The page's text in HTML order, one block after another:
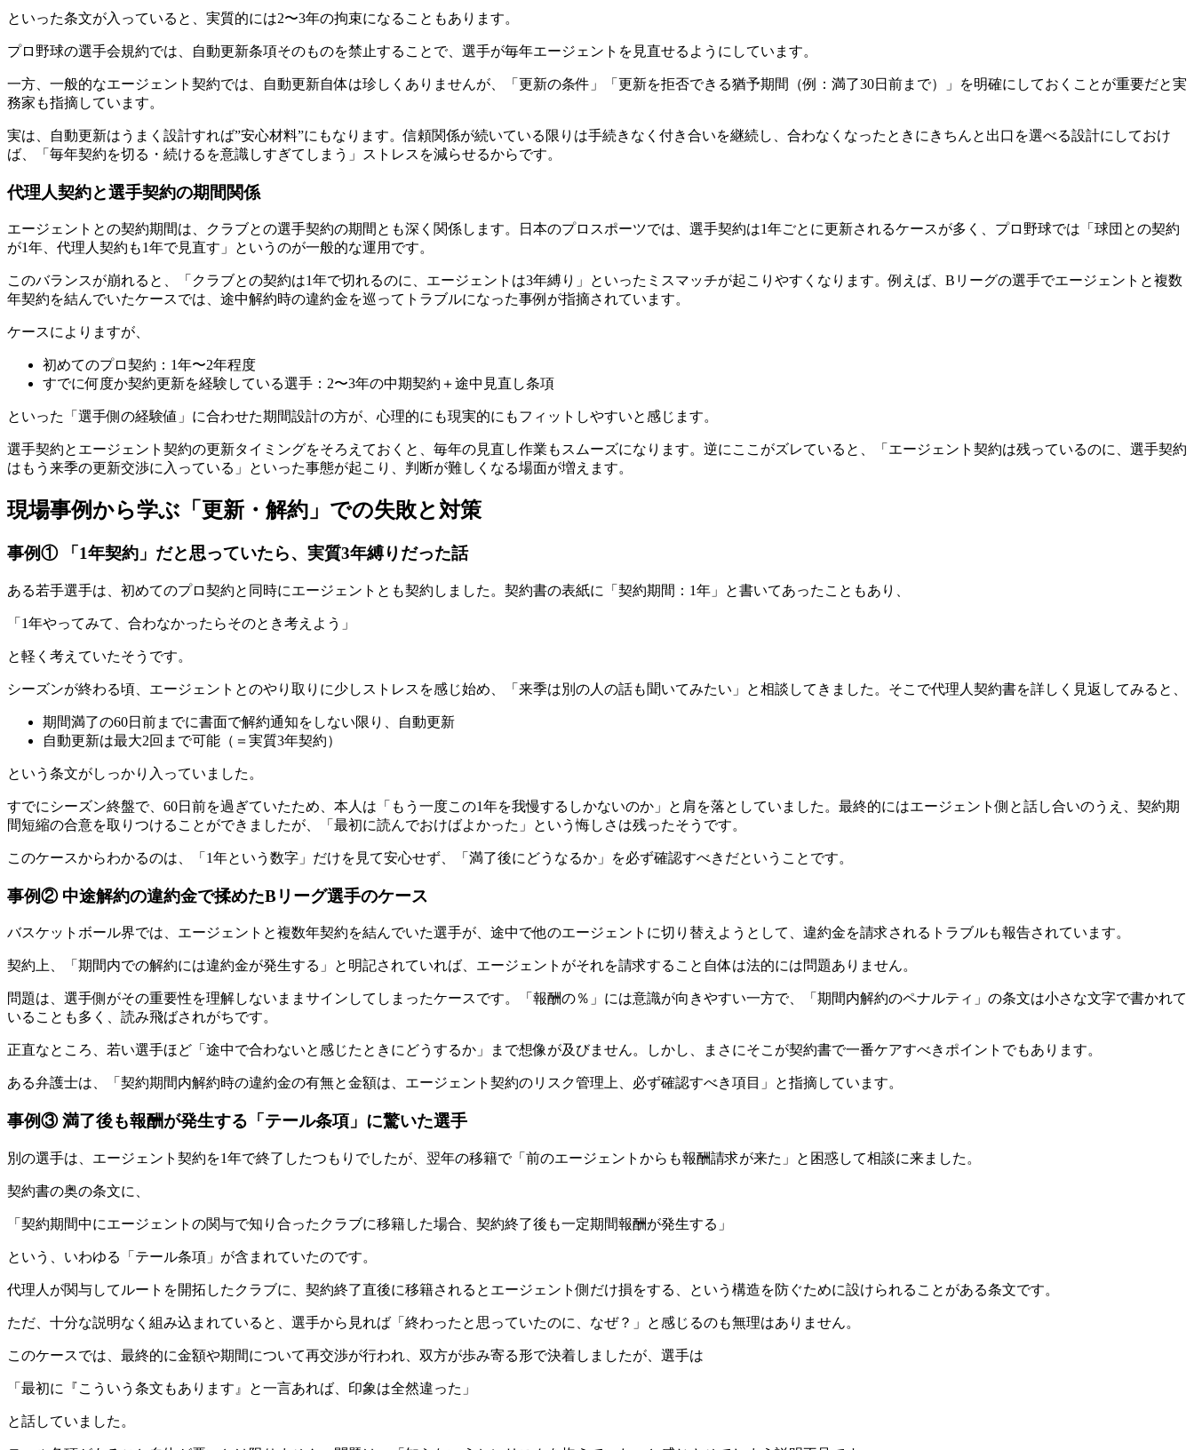
といった条文が入っていると、実質的には2〜3年の拘束になることもあります。
プロ野球の選手会規約では、自動更新条項そのものを禁止することで、選手が毎年エージェントを見直せるようにしています。
一方、一般的なエージェント契約では、自動更新自体は珍しくありませんが、「更新の条件」「更新を拒否できる猶予期間（例：満了30日前まで）」を明確にしておくことが重要だと実
務家も指摘しています。
実は、自動更新はうまく設計すれば”安心材料”にもなります。信頼関係が続いている限りは手続きなく付き合いを継続し、合わなくなったときにきちんと出口を選べる設計にしておけ
ば、「毎年契約を切る・続けるを意識しすぎてしまう」ストレスを減らせるからです。
代理人契約と選手契約の期間関係
エージェントとの契約期間は、クラブとの選手契約の期間とも深く関係します。日本のプロスポーツでは、選手契約は1年ごとに更新されるケースが多く、プロ野球では「球団との契約
が1年、代理人契約も1年で見直す」というのが一般的な運用です。
このバランスが崩れると、「クラブとの契約は1年で切れるのに、エージェントは3年縛り」といったミスマッチが起こりやすくなります。例えば、Bリーグの選手でエージェントと複数
年契約を結んでいたケースでは、途中解約時の違約金を巡ってトラブルになった事例が指摘されています。
ケースによりますが、
初めてのプロ契約：1年〜2年程度
すでに何度か契約更新を経験している選手：2〜3年の中期契約＋途中見直し条項
といった「選手側の経験値」に合わせた期間設計の方が、心理的にも現実的にもフィットしやすいと感じます。
選手契約とエージェント契約の更新タイミングをそろえておくと、毎年の見直し作業もスムーズになります。逆にここがズレていると、「エージェント契約は残っているのに、選手契約
はもう来季の更新交渉に入っている」といった事態が起こり、判断が難しくなる場面が増えます。
現場事例から学ぶ「更新・解約」での失敗と対策
事例① 「1年契約」だと思っていたら、実質3年縛りだった話
ある若手選手は、初めてのプロ契約と同時にエージェントとも契約しました。契約書の表紙に「契約期間：1年」と書いてあったこともあり、
「1年やってみて、合わなかったらそのとき考えよう」
と軽く考えていたそうです。
シーズンが終わる頃、エージェントとのやり取りに少しストレスを感じ始め、「来季は別の人の話も聞いてみたい」と相談してきました。そこで代理人契約書を詳しく見返してみると、
期間満了の60日前までに書面で解約通知をしない限り、自動更新
自動更新は最大2回まで可能（＝実質3年契約）
という条文がしっかり入っていました。
すでにシーズン終盤で、60日前を過ぎていたため、本人は「もう一度この1年を我慢するしかないのか」と肩を落としていました。最終的にはエージェント側と話し合いのうえ、契約期
間短縮の合意を取りつけることができましたが、「最初に読んでおけばよかった」という悔しさは残ったそうです。
このケースからわかるのは、「1年という数字」だけを見て安心せず、「満了後にどうなるか」を必ず確認すべきだということです。
事例② 中途解約の違約金で揉めたBリーグ選手のケース
バスケットボール界では、エージェントと複数年契約を結んでいた選手が、途中で他のエージェントに切り替えようとして、違約金を請求されるトラブルも報告されています。
契約上、「期間内での解約には違約金が発生する」と明記されていれば、エージェントがそれを請求すること自体は法的には問題ありません。
問題は、選手側がその重要性を理解しないままサインしてしまったケースです。「報酬の％」には意識が向きやすい一方で、「期間内解約のペナルティ」の条文は小さな文字で書かれて
いることも多く、読み飛ばされがちです。
正直なところ、若い選手ほど「途中で合わないと感じたときにどうするか」まで想像が及びません。しかし、まさにそこが契約書で一番ケアすべきポイントでもあります。
ある弁護士は、「契約期間内解約時の違約金の有無と金額は、エージェント契約のリスク管理上、必ず確認すべき項目」と指摘しています。
事例③ 満了後も報酬が発生する「テール条項」に驚いた選手
別の選手は、エージェント契約を1年で終了したつもりでしたが、翌年の移籍で「前のエージェントからも報酬請求が来た」と困惑して相談に来ました。
契約書の奥の条文に、
「契約期間中にエージェントの関与で知り合ったクラブに移籍した場合、契約終了後も一定期間報酬が発生する」
という、いわゆる「テール条項」が含まれていたのです。
代理人が関与してルートを開拓したクラブに、契約終了直後に移籍されるとエージェント側だけ損をする、という構造を防ぐために設けられることがある条文です。
ただ、十分な説明なく組み込まれていると、選手から見れば「終わったと思っていたのに、なぜ？」と感じるのも無理はありません。
このケースでは、最終的に金額や期間について再交渉が行われ、双方が歩み寄る形で決着しましたが、選手は
「最初に『こういう条文もあります』と一言あれば、印象は全然違った」
と話していました。